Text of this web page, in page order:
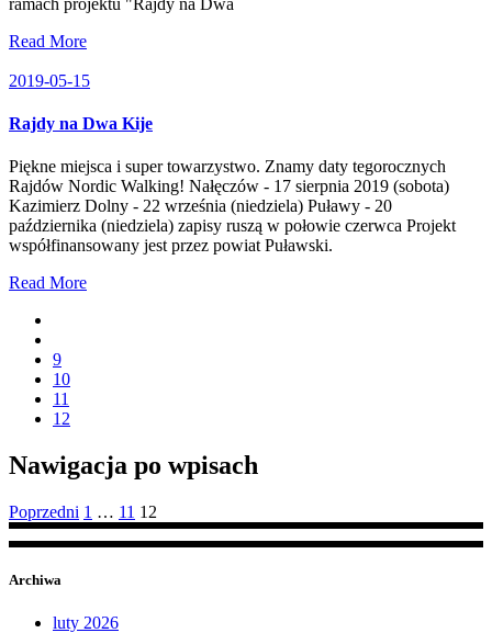
Read More
2019-05-15
Rajdy na Dwa Kije
Piękne miejsca i super towarzystwo. Znamy daty tegorocznych
Rajdów Nordic Walking! Nałęczów - 17 sierpnia 2019 (sobota)
Kazimierz Dolny - 22 września (niedziela) Puławy - 20
października (niedziela) zapisy ruszą w połowie czerwca Projekt
współfinansowany jest przez powiat Puławski.
Read More
9
10
11
12
Nawigacja po wpisach
Poprzedni 1 … 11 12
Archiwa
luty 2026